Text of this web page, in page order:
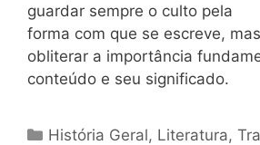
guardar sempre o culto pela
forma com que se escreve,
obliterar a importância
conteúdo e seu significado.
Categorias
História Geral, Literatura,